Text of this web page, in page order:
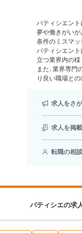
パティシエント
夢や働きがいが
条件のミスマッ
パティシエント
立つ業界内の様
また、業界専門
り良い職場との
求人をさ
求人を掲
転職の相
パティシエの求